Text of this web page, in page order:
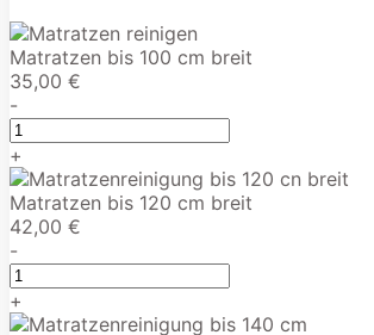
Matratzen bis 100 cm breit
35,00 €
-
+
Matratzen bis 120 cm breit
42,00 €
-
+